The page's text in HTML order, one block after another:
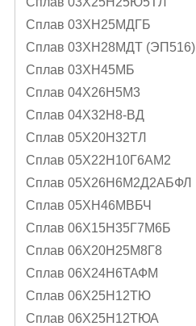
Сплав 03ХН25МДГБ
Сплав 03ХН28МДТ (ЭП516)
Сплав 03ХН45МБ
Сплав 04Х26Н5М3
Сплав 04Х32Н8-ВД
Сплав 05X20H32TЛ
Сплав 05Х22Н10Г6АМ2
Сплав 05Х26Н6М2Д2АБФЛ
Сплав 05ХН46МВБЧ
Сплав 06Х15Н35Г7М6Б
Сплав 06Х20Н25М8Г8
Сплав 06Х24Н6ТАФМ
Сплав 06Х25Н12ТЮ
Сплав 06Х25Н12ТЮА